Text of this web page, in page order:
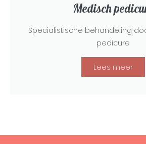
Medisch
Specialistische behandeling
pedicure
Lees meer